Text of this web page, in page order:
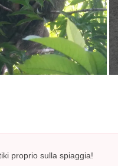
proprio sulla spiaggia!